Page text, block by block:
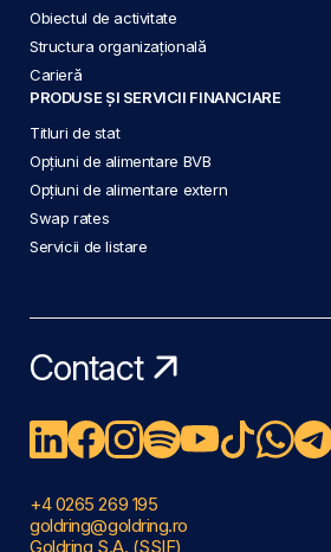
Obiectul de activitate
Structura organizațională
Carieră
PRODUSE ȘI SERVICII FINANCIARE
Titluri de stat
Opțiuni de alimentare BVB
Opțiuni de alimentare extern
Swap rates
Servicii de listare
Contact
+4 0265 269 195
goldring@goldring.ro
Goldring S.A. (SSIF)